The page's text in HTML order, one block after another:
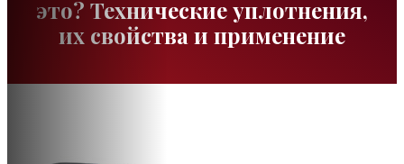
это? Технические уплотнения,
их свойства и применение